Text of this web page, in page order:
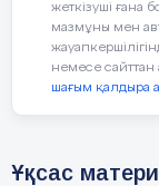
жеткізуші ғана
мазмұны мен
немесе сайттан
шағым қалдыра
Ұқсас